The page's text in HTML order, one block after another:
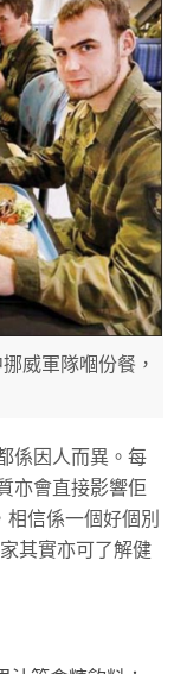
威軍隊嗰份餐，
係因人而異。每
亦會直接影響佢
信係一個好個別
其實亦可了解健